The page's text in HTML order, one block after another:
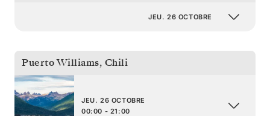
JEU. 26 OCTOBRE
Puerto Williams, Chili
JEU. 26 OCTOBRE
00:00 - 21:00